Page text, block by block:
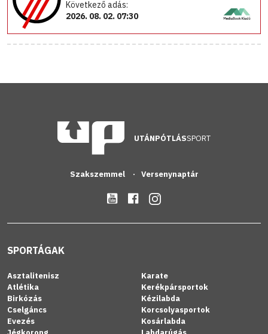
Következő adás:
2026. 08. 02. 07:30
UTÁNPÓTLÁSSPORT
Szakszemmel Versenynaptár
SPORTÁGAK
Asztalitenisz
Atlétika
Birkózás
Cselgáncs
Evezés
Karate
Kerékpársportok
Kézilabda
Korcsolyasportok
Kosárlabda